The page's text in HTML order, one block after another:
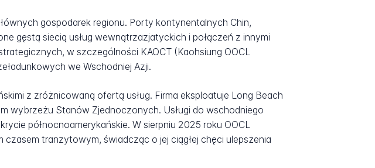
gospodarek regionu. Porty kontynentalnych Chin,
gęstą siecią usług wewnątrzazjatyckich i połączeń z innymi
w szczególności KAOCT (Kaohsiung OOCL
we Wschodniej Azji.
z zróżnicowaną ofertą usług. Firma eksploatuje Long Beach
wybrzeżu Stanów Zjednoczonych. Usługi do wschodniego
północnoamerykańskie. W sierpniu 2025 roku OOCL
czasem tranzytowym, świadcząc o jej ciągłej chęci ulepsżenia